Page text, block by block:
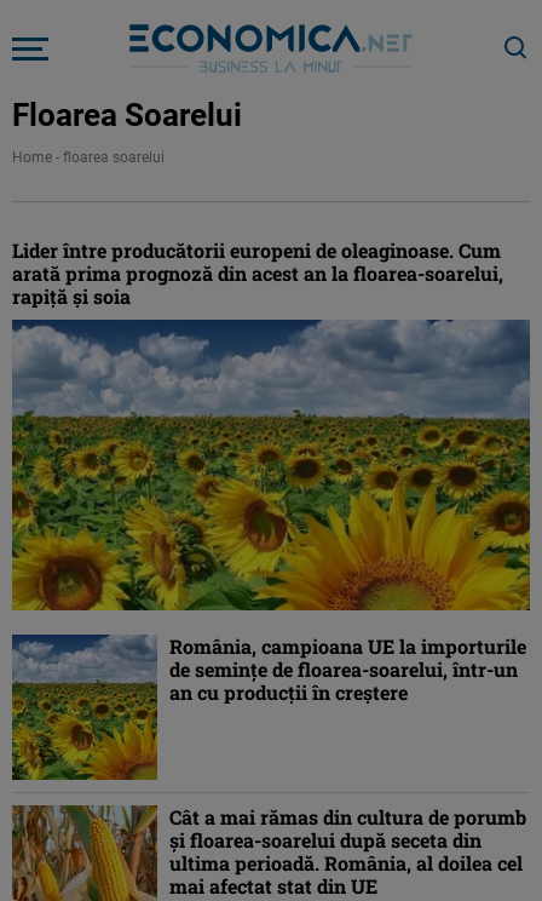
Floarea Soarelui
Home - floarea soarelui
Lider între producătorii europeni de oleaginoase. Cum
arată prima prognoză din acest an la floarea-soarelui,
rapiță și soia
România, campioana UE la importurile
de semințe de floarea-soarelui, într-un
an cu producții în creștere
Cât a mai rămas din cultura de porumb
și floarea-soarelui după seceta din
ultima perioadă. România, al doilea cel
mai afectat stat din UE